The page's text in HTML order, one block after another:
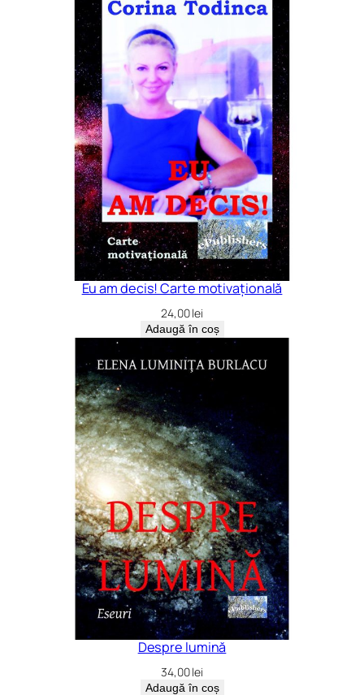
Eu am decis! Carte motivațională
24,00lei
Adaugă în coș
Despre lumină
34,00lei
Adaugă în coș